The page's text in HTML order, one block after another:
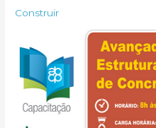
Construir